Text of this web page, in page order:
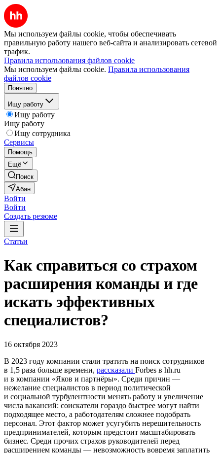
Мы используем файлы cookie, чтобы обеспечивать
правильную работу нашего веб-сайта и анализировать сетевой
трафик.
Правила использования файлов cookie
Мы используем файлы cookie. Правила использования
файлов cookie
Понятно
Ищу работу
Ищу работу
Ищу работу
Ищу сотрудника
Сервисы
Помощь
Ещё
Поиск
Абан
Войти
Войти
Создать резюме
Статьи
Как справиться со страхом
расширения команды и где
искать эффективных
специалистов?
16 октября 2023
В 2023 году компании стали тратить на поиск сотрудников
в 1,5 раза больше времени, рассказали Forbes в hh.ru
и в компании «Яков и партнёры». Среди причин —
нежелание специалистов в период политической
и социальной турбулентности менять работу и увеличение
числа вакансий: соискатели гораздо быстрее могут найти
подходящее место, а работодателям сложнее подобрать
персонал. Этот фактор может усугубить нерешительность
предпринимателей, которым предстоит масштабировать
бизнес. Среди прочих страхов руководителей перед
расширением команды — невозможность вовремя заплатить